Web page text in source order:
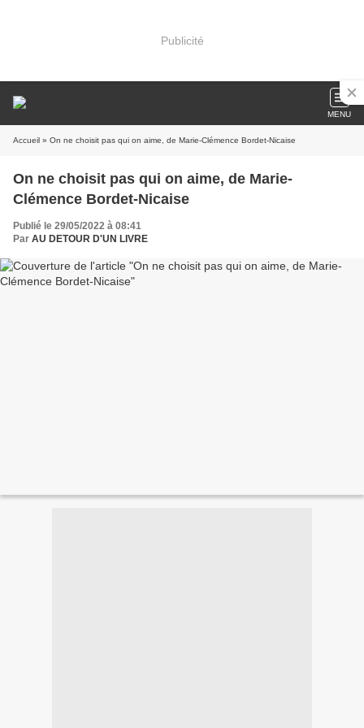
Publicité
MENU
Accueil » On ne choisit pas qui on aime, de Marie-Clémence Bordet-Nicaise
On ne choisit pas qui on aime, de Marie-
Clémence Bordet-Nicaise
Publié le 29/05/2022 à 08:41
Par AU DETOUR D'UN LIVRE